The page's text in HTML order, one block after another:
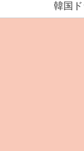
韓国